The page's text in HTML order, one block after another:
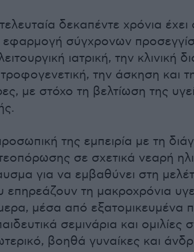
δεκαπέντε χρόνια
εφαρμογή σύγχρονων
ιατρική, την κλινική
την άσκηση και
με στόχο τη βελτίωση της
της εμπειρία με τη
σε σχετικά νεαρή
για να εμβαθύνει στη
επηρεάζουν τη μακροχρόνια
μέσα από εξατομικευμένα
σεμινάρια και ομιλίες
βοηθά γυναίκες και